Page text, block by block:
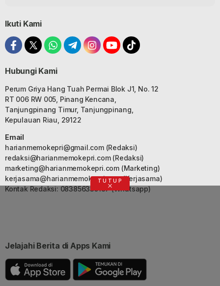
Ikuti Kami
Hubungi Kami
Perum Griya Hang Tuah Permai Blok J1, No. 12
RT 006 RW 005, Pinang Kencana,
Tanjungpinang Timur, Tanjungpinang,
Kepulauan Riau, 29122
Email
harianmemokepri@gmail.com(Redaksi)
redaksi@harianmemokepri.com(Redaksi)
marketing@harianmemokepri.com(Marketing)
kerjasama@harianmemokepri.com(Kerjasama)
Kontak Redaksi: 083856335187 (Whatsapp)
Jelajahi Berita di Apps Kami
TUTUP